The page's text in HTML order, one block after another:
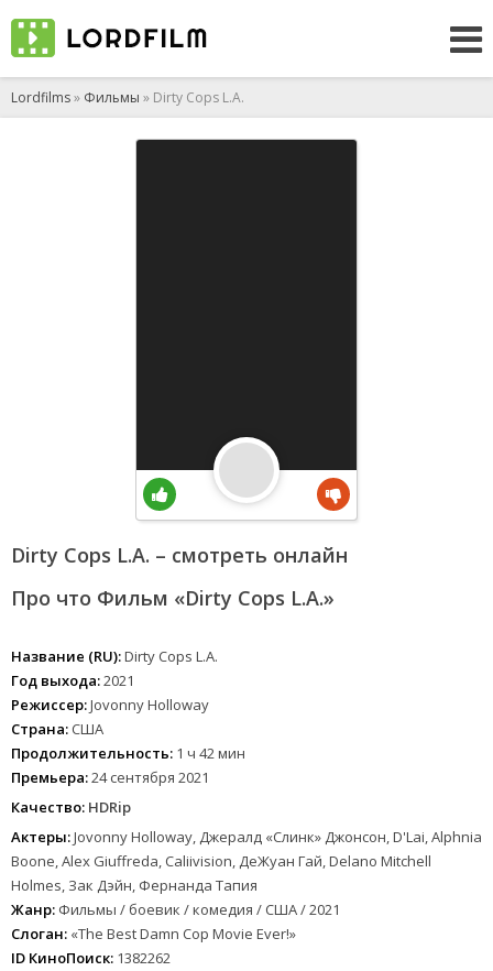
Lordfilms» Фильмы » Dirty Cops L.A.
Dirty Cops L.A. – смотреть онлайн
Про что Фильм «Dirty Cops L.A.»
Название (RU):Dirty Cops L.A.
Год выхода:2021
Режиссер:Jovonny Holloway
Страна: США
Продолжительность: 1 ч 42 мин
Премьера:24 сентября 2021
Качество: HDRip
Актеры:Jovonny Holloway, Джералд «Слинк» Джонсон, D'Lai, Alphnia
Boone, Alex Giuffreda, Caliivision, ДеЖуан Гай, Delano Mitchell
Holmes, Зак Дэйн, Фернанда Тапия
Жанр: Фильмы / боевик / комедия / США / 2021
Слоган: «The Best Damn Cop Movie Ever!»
ID КиноПоиск: 1382262